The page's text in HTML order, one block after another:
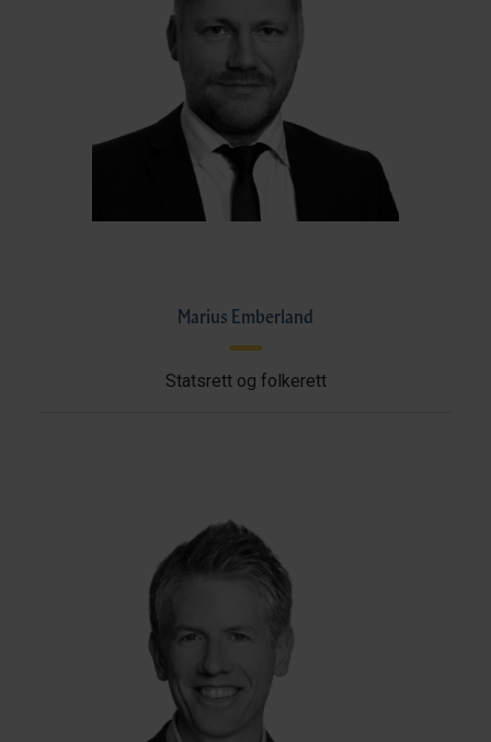
Marius Emberland
Statsrett og folkerett